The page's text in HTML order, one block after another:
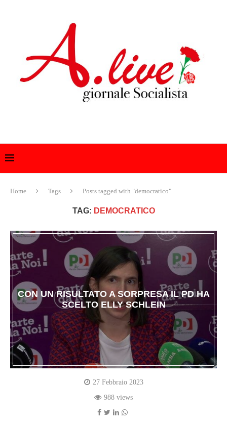
Home Tags Posts tagged with "democratico"
TAG: DEMOCRATICO
CON UN RISULTATO A SORPRESA IL PD HA
SCELTO ELLY SCHLEIN
27 Febbraio 2023
988 views